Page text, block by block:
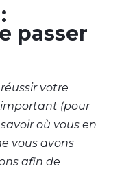
passer
votre
(pour
où vous en
vous avons
afin de